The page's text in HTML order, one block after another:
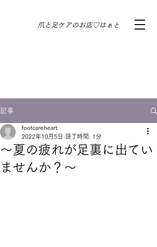
​爪と足ケアのお店♡はぁと
記事
～夏の疲れが足裏に出てい
ませんか？～
footcareheart
2022年10月5日 読了時間: 1分